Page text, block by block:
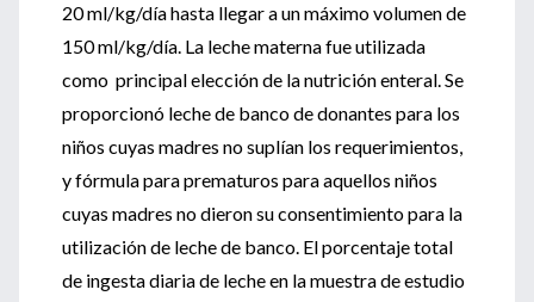
20 ml/kg/día hasta llegar a un máximo volumen de
150 ml/kg/día. La leche materna fue utilizada
como principal elección de la nutrición enteral. Se
proporcionó leche de banco de donantes para los
niños cuyas madres no suplían los requerimientos,
y fórmula para prematuros para aquellos niños
cuyas madres no dieron su consentimiento para la
utilización de leche de banco. El porcentaje total
de ingesta diaria de leche en la muestra de estudio